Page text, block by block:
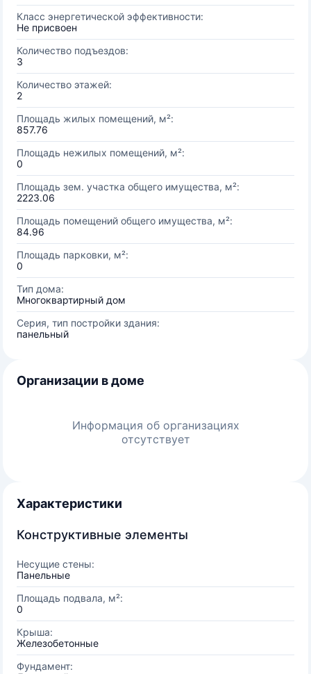
Класс энергетической эффективности:
Не присвоен
Количество подъездов:
3
Количество этажей:
2
Площадь жилых помещений, м²:
857.76
Площадь нежилых помещений, м²:
0
Площадь зем. участка общего имущества, м²:
2223.06
Площадь помещений общего имущества, м²:
84.96
Площадь парковки, м²:
0
Тип дома:
Многоквартирный дом
Серия, тип постройки здания:
панельный
Организации в доме
Информация об организациях
отсутствует
Характеристики
Конструктивные элементы
Несущие стены:
Панельные
Площадь подвала, м²:
0
Крыша:
Железобетонные
Фундамент: